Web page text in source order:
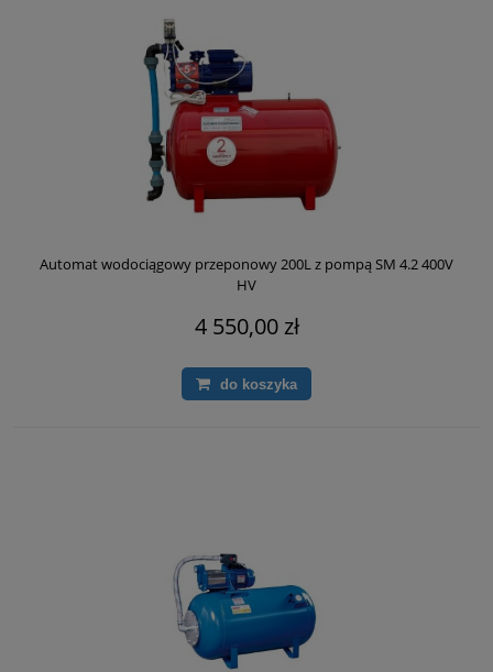
Automat wodociągowy przeponowy 200L z pompą SM 4.2 400V
HV
4 550,00 zł
do koszyka